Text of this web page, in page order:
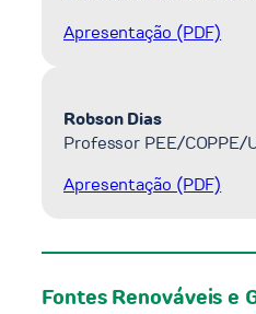
Apresentação (PDF)
Robson Dias
Professor PEE/COPPE/
Apresentação (PDF)
Fontes Renováveis e